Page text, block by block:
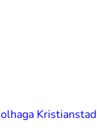
Kristianstad